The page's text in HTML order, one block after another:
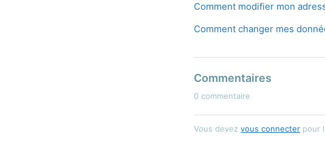
Comment modifier mon
Comment changer mes
Commentaires
0 commentaire
Vous devezvous connecter pour